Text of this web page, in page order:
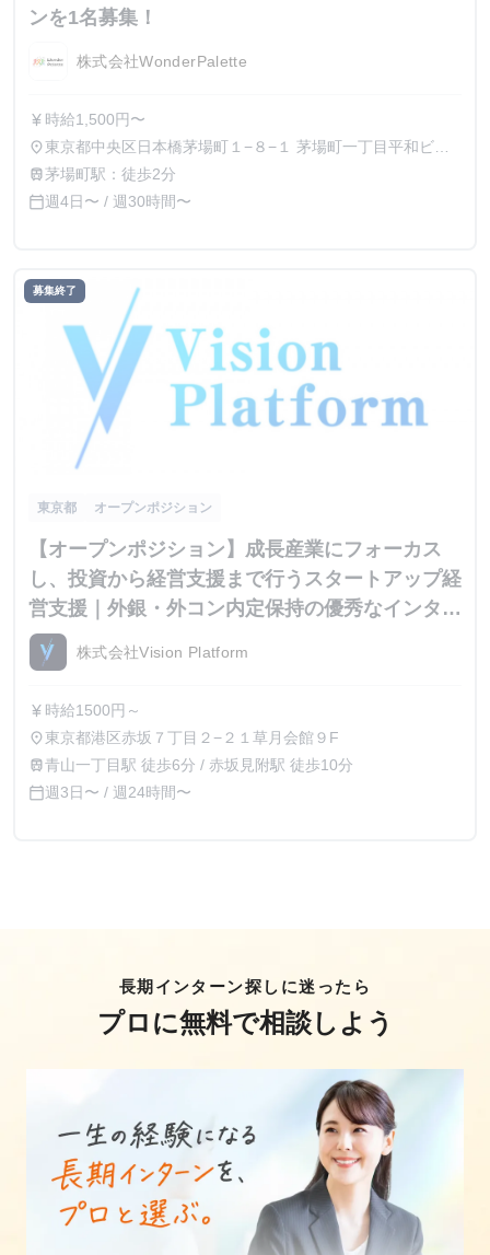
ンを1名募集！
株式会社WonderPalette
currency_yen 時給1,500円〜
place東京都中央区日本橋茅場町１−８−１ 茅場町一丁目平和ビル
７階
train茅場町駅：徒歩2分
calendar_today週4日〜 / 週30時間〜
募集終了
東京都 オープンポジション
【オープンポジション】成長産業にフォーカス
し、投資から経営支援まで行うスタートアップ経
営支援｜外銀・外コン内定保持の優秀なインター
ン生が集結
株式会社Vision Platform
currency_yen 時給1500円～
place東京都港区赤坂７丁目２−２１草月会館９F
train青山一丁目駅 徒歩6分 / 赤坂見附駅 徒歩10分
calendar_today週3日〜 / 週24時間〜
長期インターン探しに迷ったら
プロに無料で相談しよう